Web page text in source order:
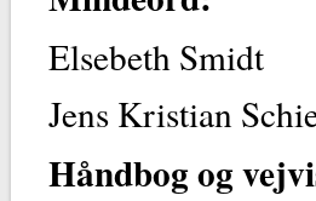
Elsebeth Smidt
Jens Kristian
Håndbog og